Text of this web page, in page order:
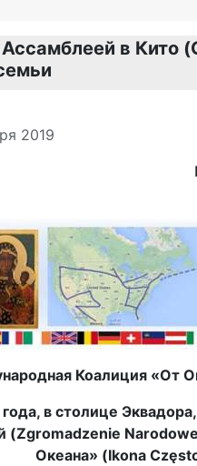
в Кито
2019
Коалиция «От
в столице
(Zgromadzenie
Океана» (Ikona